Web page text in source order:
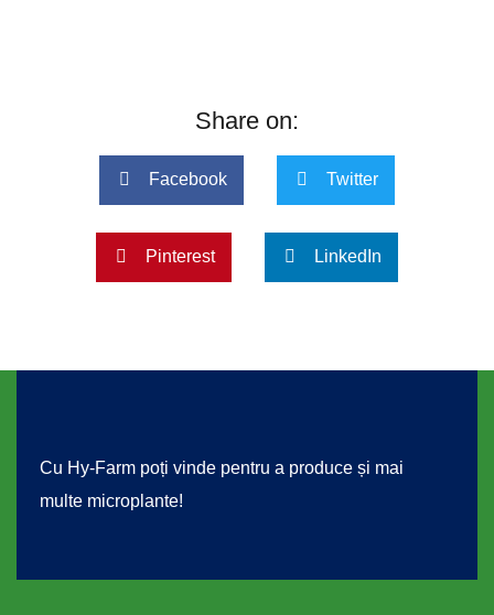
Share on:
Facebook Twitter
Pinterest LinkedIn
Cu Hy-Farm poți vinde pentru a produce și mai
multe microplante!